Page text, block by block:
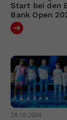
Start bei den
Bank Open
28.10.2024